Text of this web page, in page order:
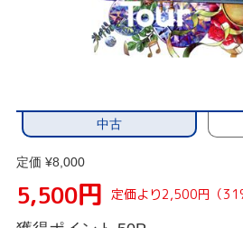
中古
定価 ¥8,000
5,500円 定価より2,500円（